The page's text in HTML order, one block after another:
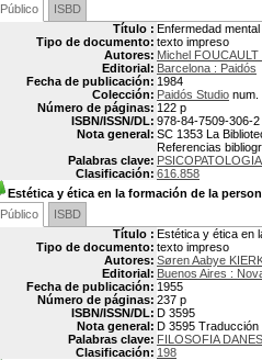
Público
ISBD
Título : Enfermedad
Tipo de documento: texto impreso
Autores: Michel
Editorial: Barcelona : Paidós
Fecha de publicación: 1984
Colección: Paidós Studio num.
Número de páginas: 122 p
ISBN/ISSN/DL: 978-84-7509-306-2
Nota general: SC 1353 La
Referencias
Palabras clave: PSICOPATOLOGIA
Clasificación: 616.858
Estética y ética en la formación de la
Público
ISBD
Título : Estética y ética en
Tipo de documento: texto impreso
Autores: Søren Aabye
Editorial: Buenos Aires :
Fecha de publicación: 1955
Número de páginas: 237 p
ISBN/ISSN/DL: D 3595
Nota general: D 3595 Traducción
Palabras clave: FILOSOFIA
Clasificación: 198